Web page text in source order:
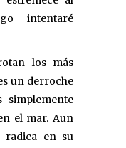
intentaré
los más
un derroche
el mar. Aun
radica en su